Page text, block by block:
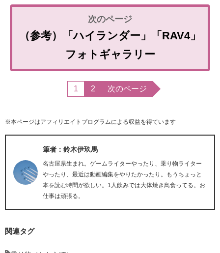
（参考）「ハイランダー」「RAV4」
フォトギャラリー
1 2 次のページ
※本ページはアフィリエイトプログラムによる収益を得ています
筆者：鈴木伊玖馬
名古屋県生まれ。ゲームライターやったり、乗り物ライター
やったり、最近は動画編集をやりたかったり。もうちょっと
本を読む時間が欲しい。1人飲みでは大体焼き鳥食ってる。お
仕事は頑張る。
関連タグ